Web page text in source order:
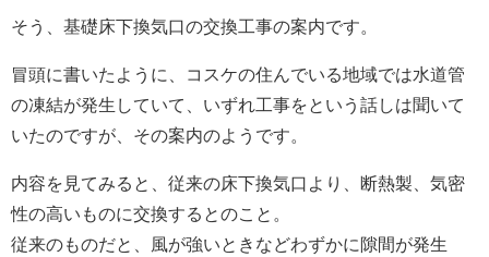
そう、基礎床下換気口の交換工事の案内です。
冒頭に書いたように、コスケの住んでいる地域では水道管
の凍結が発生していて、いずれ工事をという話しは聞いて
いたのですが、その案内のようです。
内容を見てみると、従来の床下換気口より、断熱製、気密
性の高いものに交換するとのこと。
従来のものだと、風が強いときなどわずかに隙間が発生